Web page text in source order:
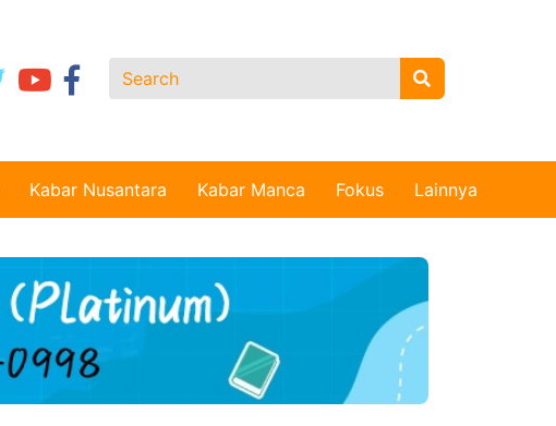
Kabar Nusantara Kabar Manca Fokus Lainnya